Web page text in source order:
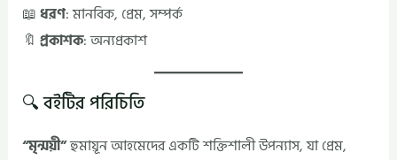
📖ধরণ: মানবিক, প্রেম, সম্পর্ক
🔖প্রকাশক: অন্যপ্রকাশ
🔍 বইটির পরিচিতি
“মৃন্ময়ী”হুমায়ূন আহমেদের একটি শক্তিশালী উপন্যাস, যা প্রেম,